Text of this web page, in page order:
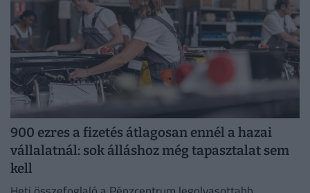
900 ezres a fizetés átlagosan ennél a hazai
vállalatnál: sok álláshoz még tapasztalat sem
kell